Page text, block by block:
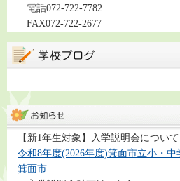
電話072-722-7782
FAX072-722-2677
【新1年生対象】入学説明会について
令和8年度(2026年度)箕面市立小・
箕面市